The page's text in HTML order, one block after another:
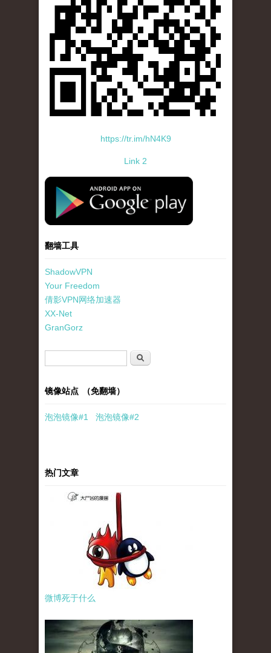
https://tr.im/hN4K9
Link 2
standard-icon-googleplay-app-store.png
翻墙工具
ShadowVPN
Your Freedom
倩影VPN网络加速器
XX-Net
GranGorz
搜索
镜像站点 （免翻墙）
泡泡镜像#1 泡泡镜像#2
热门文章
微博死于什么